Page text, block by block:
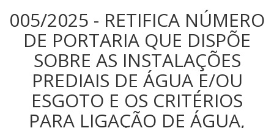
005/2025 - RETIFICA NÚMERO
DE PORTARIA QUE DISPÕE
SOBRE AS INSTALAÇÕES
PREDIAIS DE ÁGUA E/OU
ESGOTO E OS CRITÉRIOS
PARA LIGAÇÃO DE ÁGUA,